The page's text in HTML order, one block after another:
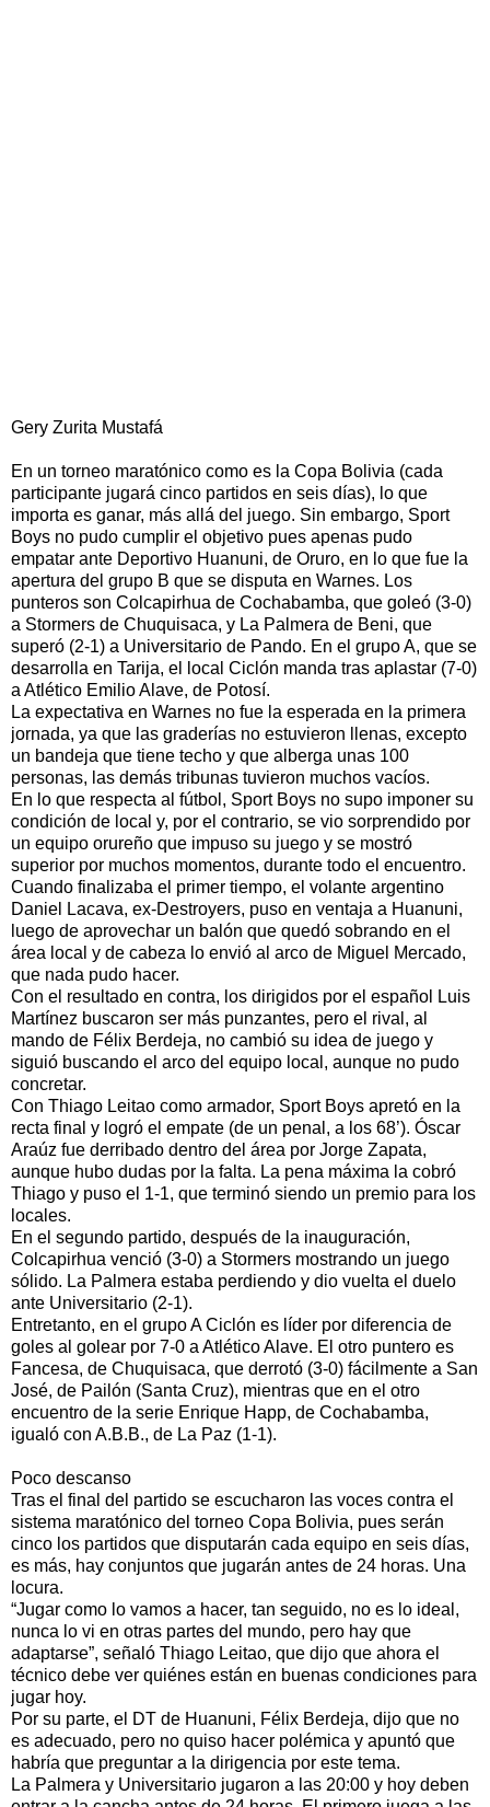
Gery Zurita Mustafá
En un torneo maratónico como es la Copa Bolivia (cada
participante jugará cinco partidos en seis días), lo que
importa es ganar, más allá del juego. Sin embargo, Sport
Boys no pudo cumplir el objetivo pues apenas pudo
empatar ante Deportivo Huanuni, de Oruro, en lo que fue la
apertura del grupo B que se disputa en Warnes. Los
punteros son Colcapirhua de Cochabamba, que goleó (3-0)
a Stormers de Chuquisaca, y La Palmera de Beni, que
superó (2-1) a Universitario de Pando. En el grupo A, que se
desarrolla en Tarija, el local Ciclón manda tras aplastar (7-0)
a Atlético Emilio Alave, de Potosí.
La expectativa en Warnes no fue la esperada en la primera
jornada, ya que las graderías no estuvieron llenas, excepto
un bandeja que tiene techo y que alberga unas 100
personas, las demás tribunas tuvieron muchos vacíos.
En lo que respecta al fútbol, Sport Boys no supo imponer su
condición de local y, por el contrario, se vio sorprendido por
un equipo orureño que impuso su juego y se mostró
superior por muchos momentos, durante todo el encuentro.
Cuando finalizaba el primer tiempo, el volante argentino
Daniel Lacava, ex-Destroyers, puso en ventaja a Huanuni,
luego de aprovechar un balón que quedó sobrando en el
área local y de cabeza lo envió al arco de Miguel Mercado,
que nada pudo hacer.
Con el resultado en contra, los dirigidos por el español Luis
Martínez buscaron ser más punzantes, pero el rival, al
mando de Félix Berdeja, no cambió su idea de juego y
siguió buscando el arco del equipo local, aunque no pudo
concretar.
Con Thiago Leitao como armador, Sport Boys apretó en la
recta final y logró el empate (de un penal, a los 68’). Óscar
Araúz fue derribado dentro del área por Jorge Zapata,
aunque hubo dudas por la falta. La pena máxima la cobró
Thiago y puso el 1-1, que terminó siendo un premio para los
locales.
En el segundo partido, después de la inauguración,
Colcapirhua venció (3-0) a Stormers mostrando un juego
sólido. La Palmera estaba perdiendo y dio vuelta el duelo
ante Universitario (2-1).
Entretanto, en el grupo A Ciclón es líder por diferencia de
goles al golear por 7-0 a Atlético Alave. El otro puntero es
Fancesa, de Chuquisaca, que derrotó (3-0) fácilmente a San
José, de Pailón (Santa Cruz), mientras que en el otro
encuentro de la serie Enrique Happ, de Cochabamba,
igualó con A.B.B., de La Paz (1-1).
Poco descanso
Tras el final del partido se escucharon las voces contra el
sistema maratónico del torneo Copa Bolivia, pues serán
cinco los partidos que disputarán cada equipo en seis días,
es más, hay conjuntos que jugarán antes de 24 horas. Una
locura.
“Jugar como lo vamos a hacer, tan seguido, no es lo ideal,
nunca lo vi en otras partes del mundo, pero hay que
adaptarse”, señaló Thiago Leitao, que dijo que ahora el
técnico debe ver quiénes están en buenas condiciones para
jugar hoy.
Por su parte, el DT de Huanuni, Félix Berdeja, dijo que no
es adecuado, pero no quiso hacer polémica y apuntó que
habría que preguntar a la dirigencia por este tema.
La Palmera y Universitario jugaron a las 20:00 y hoy deben